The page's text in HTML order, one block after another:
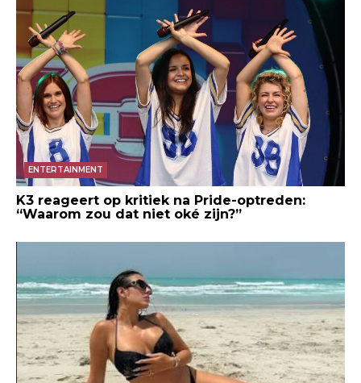
ENTERTAINMENT
K3 reageert op kritiek na Pride-optreden:
“Waarom zou dat niet oké zijn?”